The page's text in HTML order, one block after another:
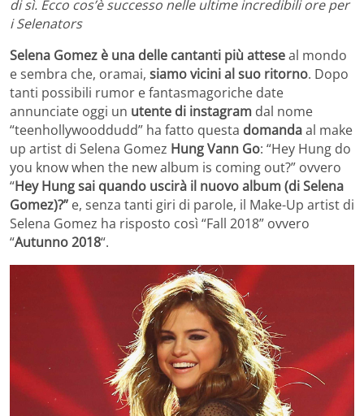
di sì. Ecco cos’è successo nelle ultime incredibili ore per
i Selenators
Selena Gomez è una delle cantanti più atteseal mondo
e sembra che, oramai, siamo vicini al suo ritorno. Dopo
tanti possibili rumor e fantasmagoriche date
annunciate oggi un utente di instagram dal nome
“teenhollywooddudd” ha fatto questa domandaal make
up artist di Selena Gomez Hung Vann Go: “Hey Hung do
you know when the new album is coming out?” ovvero
“Hey Hung sai quando uscirà il nuovo album (di Selena
Gomez)?” e, senza tanti giri di parole, il Make-Up artist di
Selena Gomez ha risposto così “Fall 2018” ovvero
“Autunno 2018“.